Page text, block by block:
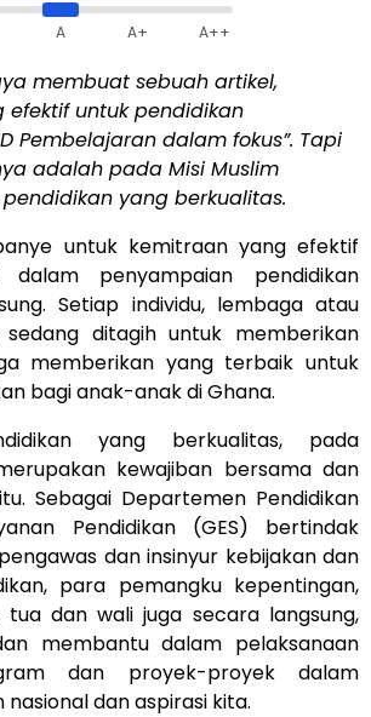
A A+ A++
membuat sebuah artikel,
efektif untuk pendidikan
Pembelajaran dalam fokus”. Tapi
adalah pada Misi Muslim
yang berkualitas.
untuk kemitraan yang efektif
penyampaian pendidikan
Setiap individu, lembaga atau
sedang ditagih untuk memberikan
memberikan yang terbaik untuk
bagi anak-anak di Ghana.
yang berkualitas, pada
kewajiban bersama dan
Sebagai Departemen Pendidikan
Pendidikan (GES) bertindak
dan insinyur kebijakan dan
para pemangku kepentingan,
dan wali juga secara langsung,
membantu dalam pelaksanaan
dan proyek-proyek dalam
dan aspirasi kita.